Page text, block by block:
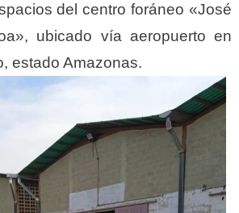
del centro foráneo «José
ubicado vía aeropuerto en
estado Amazonas.